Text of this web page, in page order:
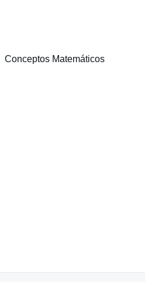
Conceptos Matemáticos